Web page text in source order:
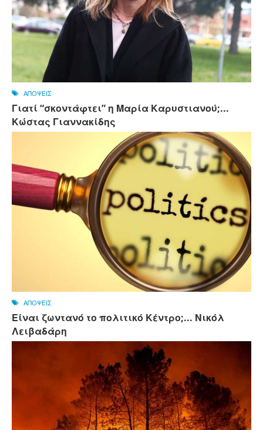
ΑΠΟΨΕΙΣ
Γιατί “σκοντάφτει” η Μαρία Καρυστιανού;...
Κώστας Γιαννακίδης
ΑΠΟΨΕΙΣ
Είναι ζωντανό το πολιτικό Κέντρο;... Νικόλ
Λειβαδάρη